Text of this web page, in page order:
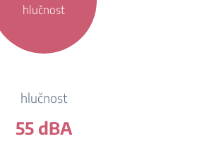
hlučnost
hlučnost
55 dBA